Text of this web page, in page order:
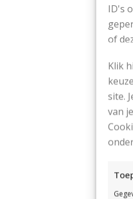
ID's
of
Klik
site.
van